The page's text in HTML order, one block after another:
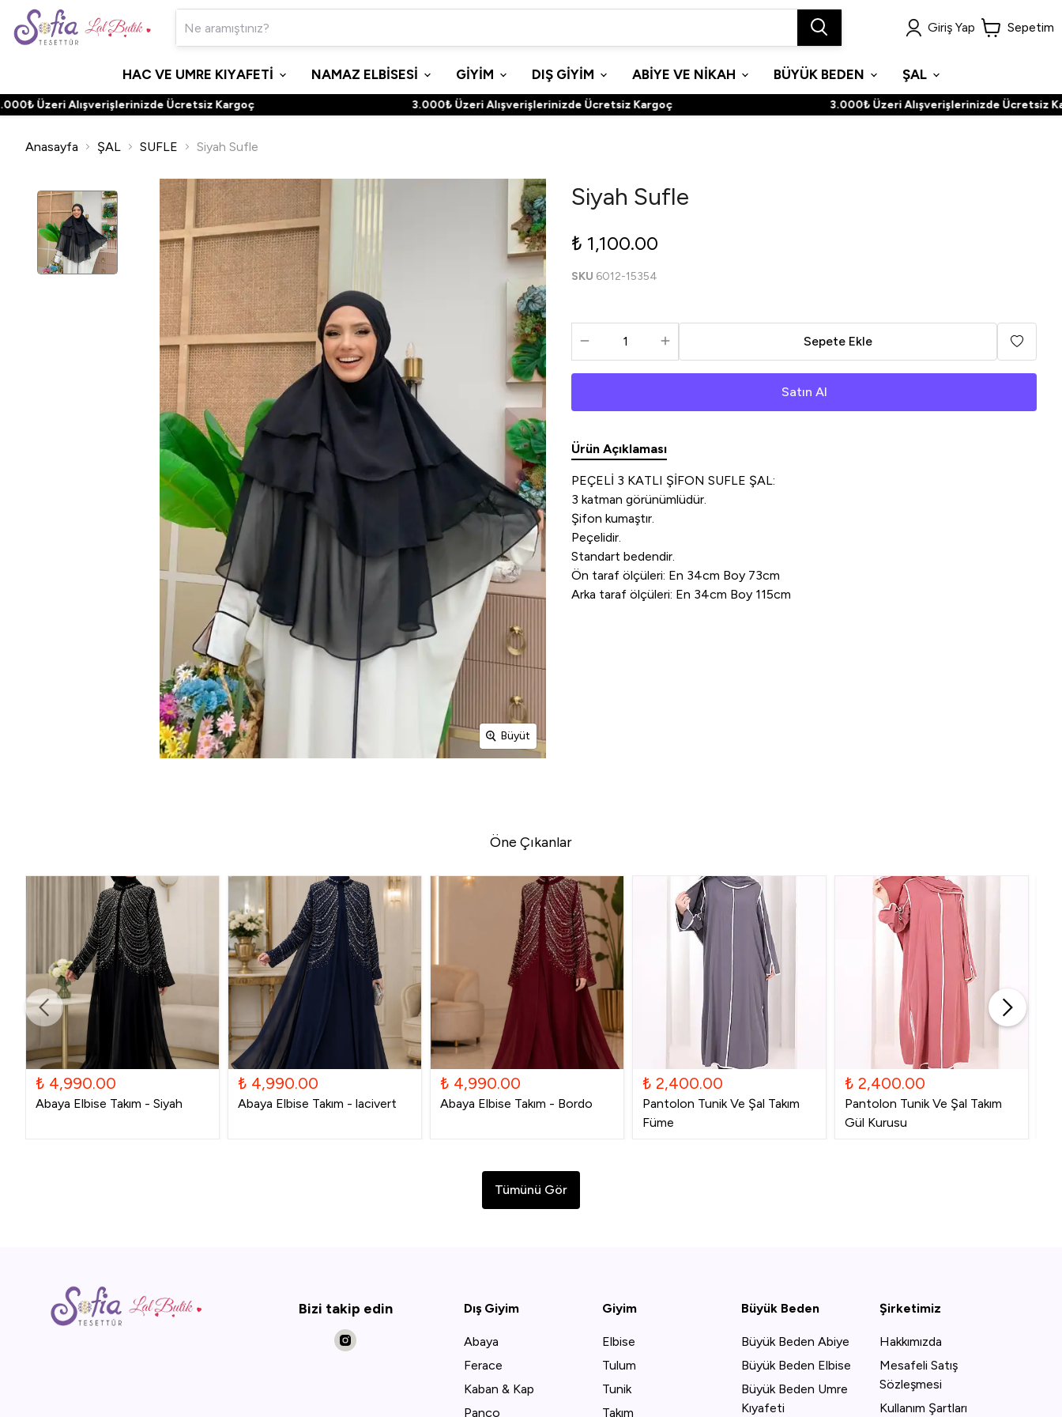
Giriş Yap Sepetim
HAC VE UMRE KIYAFETİ NAMAZ ELBİSESİ GİYİM DIŞ GİYİM ABİYE VE NİKAH BÜYÜK BEDEN ŞAL
Üzeri Alışverişlerinizde Ücretsiz Kargoç 3.000₺ Üzeri Alışverişlerinizde Ücretsiz Kargoç 3.000₺ Üzeri Alışverişlerinizde Ücretsiz
Anasayfa ŞAL SUFLE Siyah Sufle
Büyüt
Siyah Sufle
₺ 1,100.00
SKU 6012-15354
Sepete Ekle
Satın Al
Ürün Açıklaması
PEÇELİ 3 KATLI ŞİFON SUFLE ŞAL:
3 katman görünümlüdür.
Şifon kumaştır.
Peçelidir.
Standart bedendir.
Ön taraf ölçüleri: En 34cm Boy 73cm
Arka taraf ölçüleri: En 34cm Boy 115cm
Öne Çıkanlar
₺ 4,990.00
Abaya Elbise Takım - Siyah
₺ 4,990.00
Abaya Elbise Takım - lacivert
₺ 4,990.00
Abaya Elbise Takım - Bordo
₺ 2,400.00
Pantolon Tunik Ve Şal Takım
Füme
₺ 2,400.00
Pantolon Tunik Ve Şal Takım
Gül Kurusu
Tümünü Gör
Bizi takip edin Dış Giyim
Abaya
Ferace
Kaban & Kap
Panço
Giyim
Elbise
Tulum
Tunik
Takım
Büyük Beden
Büyük Beden Abiye
Büyük Beden Elbise
Büyük Beden Umre
Kıyafeti
Şirketimiz
Hakkımızda
Mesafeli Satış
Sözleşmesi
Kullanım Şartları